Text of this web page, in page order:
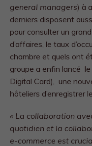
general managers) à
derniers disposent
pour consulter un
d’affaires, le taux
chambre et quels ont
groupe a enfin lancé
Digital Card), une
hôteliers d’enregistrer
« La collaboration
quotidien et la
e-commerce est